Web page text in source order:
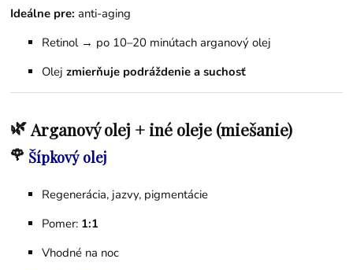
Ideálne pre: anti-aging
Retinol → po 10–20 minútach arganový olej
Olejzmierňuje podráždenie a suchosť
🌿 Arganový olej + iné oleje (miešanie)
🌹 Šípkový olej
Regenerácia, jazvy, pigmentácie
Pomer: 1:1
Vhodné na noc